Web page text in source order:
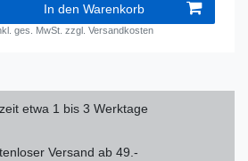
In den Warenkorb
ges. MwSt. zzgl.Versandkosten
etwa 1 bis 3 Werktage
Versand ab 49.-